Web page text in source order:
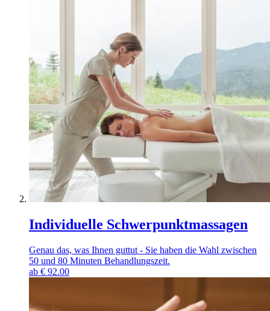
Individuelle Schwerpunktmassagen
Genau das, was Ihnen guttut - Sie haben die Wahl zwischen
50 und 80 Minuten Behandlungszeit.
ab € 92.00